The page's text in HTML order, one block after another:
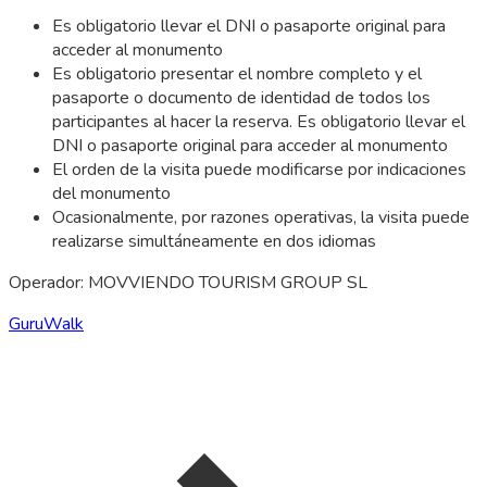
Es obligatorio llevar el DNI o pasaporte original para
acceder al monumento
Es obligatorio presentar el nombre completo y el
pasaporte o documento de identidad de todos los
participantes al hacer la reserva. Es obligatorio llevar el
DNI o pasaporte original para acceder al monumento
El orden de la visita puede modificarse por indicaciones
del monumento
Ocasionalmente, por razones operativas, la visita puede
realizarse simultáneamente en dos idiomas
Operador: MOVVIENDO TOURISM GROUP SL
GuruWalk